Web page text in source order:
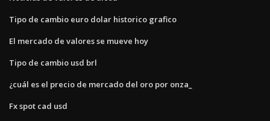
Tipo de cambio euro dolar historico grafico
El mercado de valores se mueve hoy
Tipo de cambio usd brl
¿cuál es el precio de mercado del oro por onza_
Fx spot cad usd